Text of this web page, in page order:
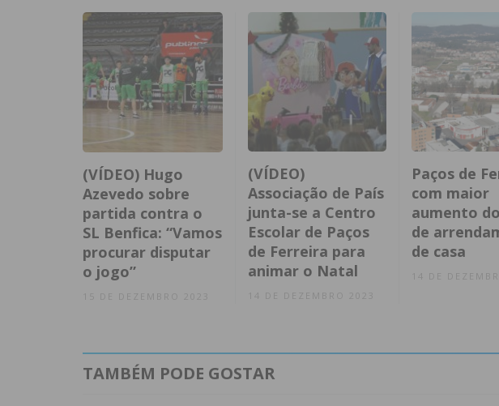
(VÍDEO) Hugo
Azevedo sobre
partida contra o
SL Benfica: “Vamos
procurar disputar
o jogo”
(VÍDEO)
Associação de País
junta-se a Centro
Escolar de Paços
de Ferreira para
animar o Natal
14 DE DEZEMBRO 2023
Paços de
com maior
aumento
de
de casa
14 DE
TAMBÉM PODE GOSTAR